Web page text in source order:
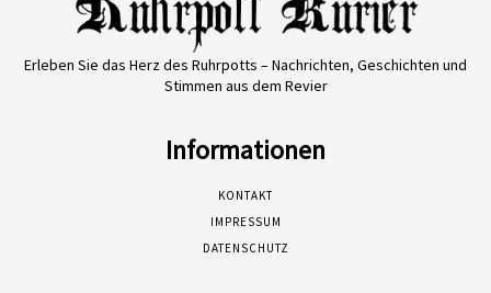
Erleben Sie das Herz des Ruhrpotts – Nachrichten, Geschichten und
Stimmen aus dem Revier
Informationen
KONTAKT
IMPRESSUM
DATENSCHUTZ